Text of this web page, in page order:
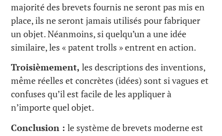
majorité des brevets fournis ne seront pas mis en
place, ils ne seront jamais utilisés pour fabriquer
un objet. Néanmoins, si quelqu’un a une idée
similaire, les « patent trolls » entrent en action.
Troisièmement, les descriptions des inventions,
même réelles et concrètes (idées) sont si vagues et
confuses qu’il est facile de les appliquer à
n’importe quel objet.
Conclusion :le système de brevets moderne est